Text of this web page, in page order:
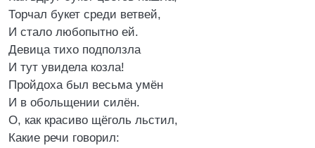
Торчал букет среди ветвей,
И стало любопытно ей.
Девица тихо подползла
И тут увидела козла!
Пройдоха был весьма умён
И в обольщении силён.
О, как красиво щёголь льстил,
Какие речи говорил: